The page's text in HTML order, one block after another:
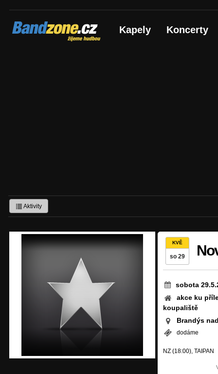
Bandzone.cz
žijeme hudbou Kapely Koncerty
Aktivity
KVĚ
so 29
sobota
akce ku
koupaliště
Brandýs
dodáme
NZ (18:00), TAIPAN